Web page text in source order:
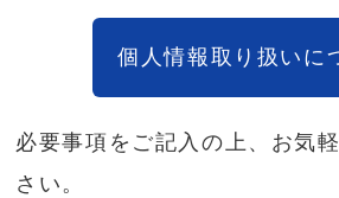
個人情報取り扱いに
必要事項をご記入の上、お気
さい。